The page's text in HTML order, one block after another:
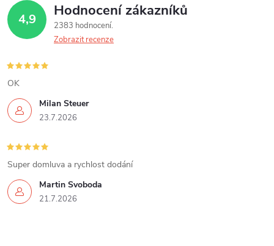
d
a
c
í
p
r
v
k
y
4,9 Hodnocení zákazníků
2383 hodnocení
Zobrazit recenze
Milan Steuer
23.7.2026
OK
Martin Svoboda
21.7.2026
Super domluva a rychlost dodání